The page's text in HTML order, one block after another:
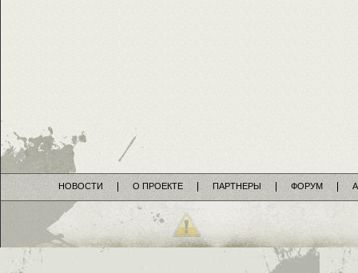
НОВОСТИ О ПРОЕКТЕ ПАРТНЕРЫ ФОРУМ